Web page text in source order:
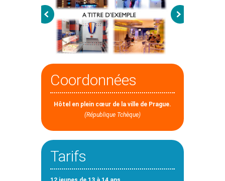
Coordonnées
Hôtel en plein cœur de la ville de Prague.
(République Tchèque)
Tarifs